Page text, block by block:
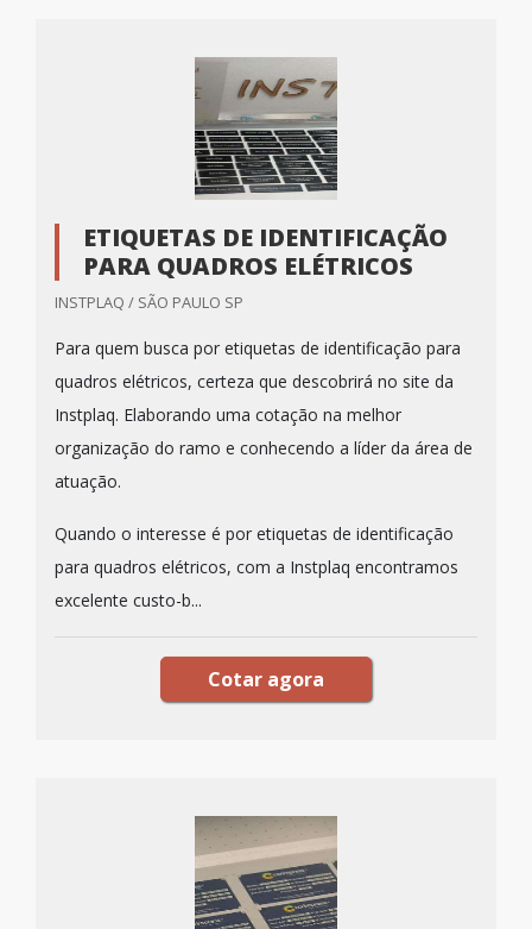
ETIQUETAS DE IDENTIFICAÇÃO
PARA QUADROS ELÉTRICOS
INSTPLAQ / SÃO PAULO SP
Para quem busca por etiquetas de identificação para
quadros elétricos, certeza que descobrirá no site da
Instplaq. Elaborando uma cotação na melhor
organização do ramo e conhecendo a líder da área de
atuação.
Quando o interesse é por etiquetas de identificação
para quadros elétricos, com a Instplaq encontramos
excelente custo-b...
Cotar agora